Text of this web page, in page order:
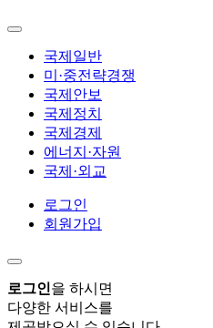
국제일반
미·중전략경쟁
국제안보
국제정치
국제경제
에너지·자원
국제·외교
로그인
회원가입
로그인을 하시면
다양한 서비스를